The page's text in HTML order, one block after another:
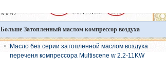
Больше Затопленный маслом компрессор воздуха
Масло без серии затопленной маслом воздуха
переченя компрессора Multiscene w 2.2-11KW